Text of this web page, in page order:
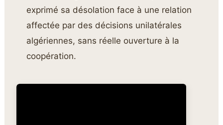
exprimé sa désolation face à une relation
affectée par des décisions unilatérales
algériennes, sans réelle ouverture à la
coopération.